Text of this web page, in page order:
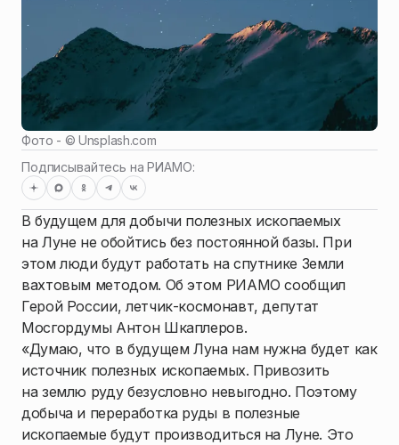
Фото - ©Unsplash.com
Подписывайтесь на РИАМО:
В будущем для добычи полезных ископаемых
на Луне не обойтись без постоянной базы. При
этом люди будут работать на спутнике Земли
вахтовым методом. Об этом РИАМО сообщил
Герой России, летчик-космонавт, депутат
Мосгордумы Антон Шкаплеров.
«Думаю, что в будущем Луна нам нужна будет как
источник полезных ископаемых. Привозить
на землю руду безусловно невыгодно. Поэтому
добыча и переработка руды в полезные
ископаемые будут производиться на Луне. Это